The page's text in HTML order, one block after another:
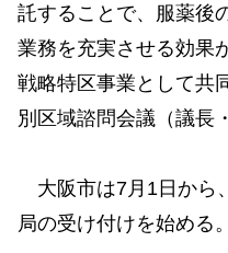
託することで、服薬後
業務を充実させる効果
戦略特区事業として共
別区域諮問会議（議長
大阪市は7月1日から
局の受け付けを始める。